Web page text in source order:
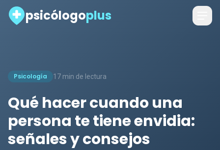
psicólogoplus
Psicología 17 min de lectura
Qué hacer cuando una
persona te tiene envidia:
señales y consejos